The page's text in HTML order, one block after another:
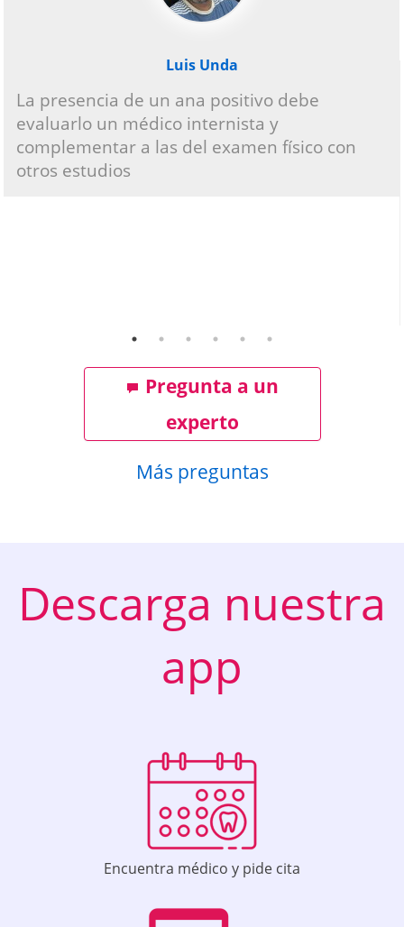
Luis Unda
La presencia de un ana positivo debe
evaluarlo un médico internista y
complementar a las del examen físico con
otros estudios
Pregunta a un
experto
Más preguntas
Descarga nuestra
app
Encuentra médico y pide cita